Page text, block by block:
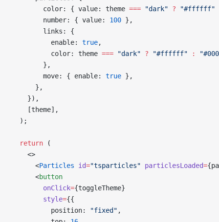
        color: { value: theme
=== "dark" ? "#ffffff"
        number: { value:
100 },
        links: {
          enable:
true,
          color: theme
=== "dark" ? "#ffffff" :
        },
        move: { enable:
true },
      },
    }),
    [theme],
  );
  return
(
    <>
      <
Particles id="tsparticles" particlesLoaded=
      <
button
        onClick
={toggleTheme}
        style
={{
          position:
"fixed" ,